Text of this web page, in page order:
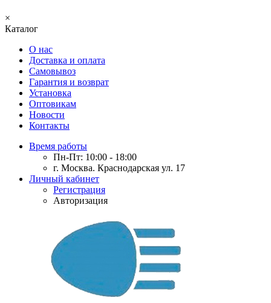
×
Каталог
О нас
Доставка и оплата
Самовывоз
Гарантия и возврат
Установка
Оптовикам
Новости
Контакты
Время работы
Пн-Пт: 10:00 - 18:00
г. Москва. Краснодарская ул. 17
Личный кабинет
Регистрация
Авторизация